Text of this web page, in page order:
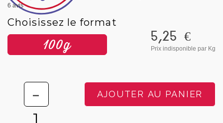
6 avis
Choisissez le format
100g 5,25 €
Prix indisponible par Kg
- AJOUTER AU PANIER